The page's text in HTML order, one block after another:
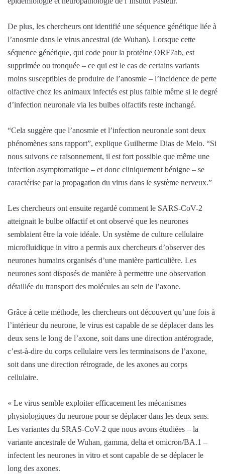
De plus, les chercheurs ont identifié une séquence génétique liée à
l’anosmie dans le virus ancestral (de Wuhan). Lorsque cette
séquence génétique, qui code pour la protéine ORF7ab, est
supprimée ou tronquée – ce qui est le cas de certains variants
moins susceptibles de produire de l’anosmie – l’incidence de perte
olfactive chez les animaux infectés est plus faible même si le degré
d’infection neuronale via les bulbes olfactifs reste inchangé.
“Cela suggère que l’anosmie et l’infection neuronale sont deux
phénomènes sans rapport”, explique Guilherme Dias de Melo. “Si
nous suivons ce raisonnement, il est fort possible que même une
infection asymptomatique – et donc cliniquement bénigne – se
caractérise par la propagation du virus dans le système nerveux.”
Les chercheurs ont ensuite regardé comment le SARS-CoV-2
atteignait le bulbe olfactif et ont observé que les neurones
semblaient être la voie idéale. Un système de culture cellulaire
microfluidique in vitro a permis aux chercheurs d’observer des
neurones humains organisés d’une manière particulière. Les
neurones sont disposés de manière à permettre une observation
détaillée du transport des molécules au sein de l’axone.
Grâce à cette méthode, les chercheurs ont découvert qu’une fois à
l’intérieur du neurone, le virus est capable de se déplacer dans les
deux sens le long de l’axone, soit dans une direction antérograde,
c’est-à-dire du corps cellulaire vers les terminaisons de l’axone,
soit dans une direction rétrograde, de les axones au corps
cellulaire.
« Le virus semble exploiter efficacement les mécanismes
physiologiques du neurone pour se déplacer dans les deux sens.
Les variantes du SRAS-CoV-2 que nous avons étudiées – la
variante ancestrale de Wuhan, gamma, delta et omicron/BA.1 –
infectent les neurones in vitro et sont capable de se déplacer le
long des axones.